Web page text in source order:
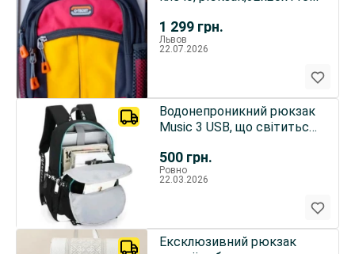
1 299 грн.
Львов
22.07.2026
500 грн.
Водонепроникний рюкзак
Music 3 USB, що світиться
Ровно
22.03.2026
Ексклюзивний рюкзак